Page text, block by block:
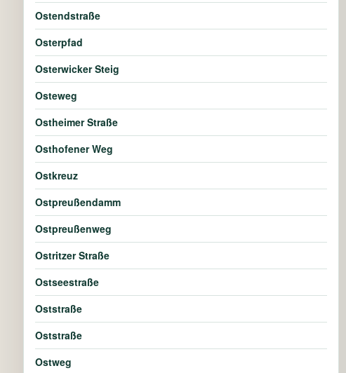
Ostendstraße
Osterpfad
Osterwicker Steig
Osteweg
Ostheimer Straße
Osthofener Weg
Ostkreuz
Ostpreußendamm
Ostpreußenweg
Ostritzer Straße
Ostseestraße
Oststraße
Oststraße
Ostweg